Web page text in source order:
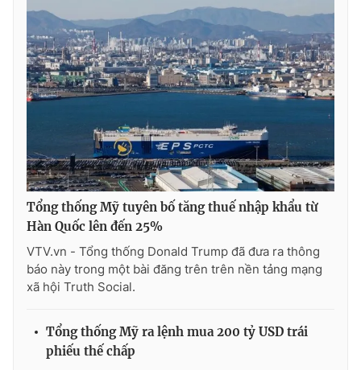
Ðiện thoại Thời báo VTV:
024.66 897 897
Email: toasoan@vtv.vn
Liên hệ quảng cáo:024-7300.7108
® Cấm sao chép dưới mọi hình thức nếu không có sự chấp
thuận bằng văn bản. Ghi rõ nguồn VTV.vn khi phát hành lại
Tổng thống Mỹ tuyên bố tăng thuế nhập khẩu từ
Hàn Quốc lên đến 25%
VTV.vn - Tổng thống Donald Trump đã đưa ra thông
báo này trong một bài đăng trên trên nền tảng mạng
xã hội Truth Social.
Tổng thống Mỹ ra lệnh mua 200 tỷ USD trái
phiếu thế chấp